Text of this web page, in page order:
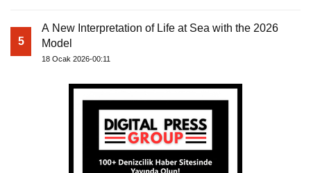
5
A New Interpretation of Life at Sea with the 2026
Model
18 Ocak 2026-00:11